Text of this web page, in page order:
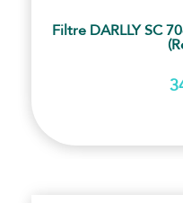
Filtre DARLLY SC